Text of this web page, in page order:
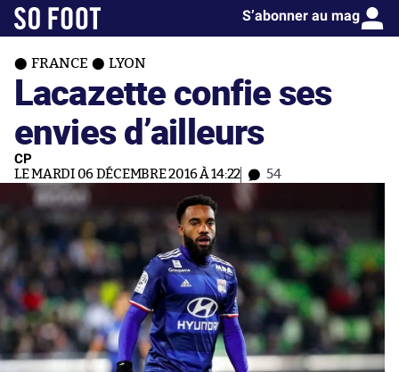
S’abonner au mag
FRANCE LYON
Lacazette confie ses
envies d’ailleurs
CP
LE MARDI 06 DÉCEMBRE 2016 À 14:22 54